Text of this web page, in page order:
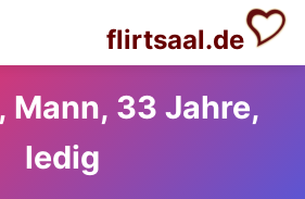
flirtsaal.de
Mann, 33 Jahre,
ledig